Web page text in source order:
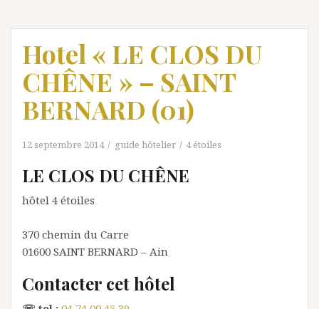
Hotel « LE CLOS DU
CHÊNE » – SAINT
BERNARD (01)
12 septembre 2014 guide hôtelier 4 étoiles
LE CLOS DU CHÊNE
hôtel 4 étoiles
370 chemin du Carre
01600 SAINT BERNARD – Ain
Contacter cet hôtel